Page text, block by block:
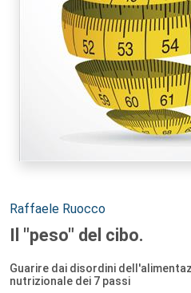
Autori:
Raffaele Ruocco
Il "peso" del cibo.
Guarire dai disordini
nutrizionale dei 7 passi